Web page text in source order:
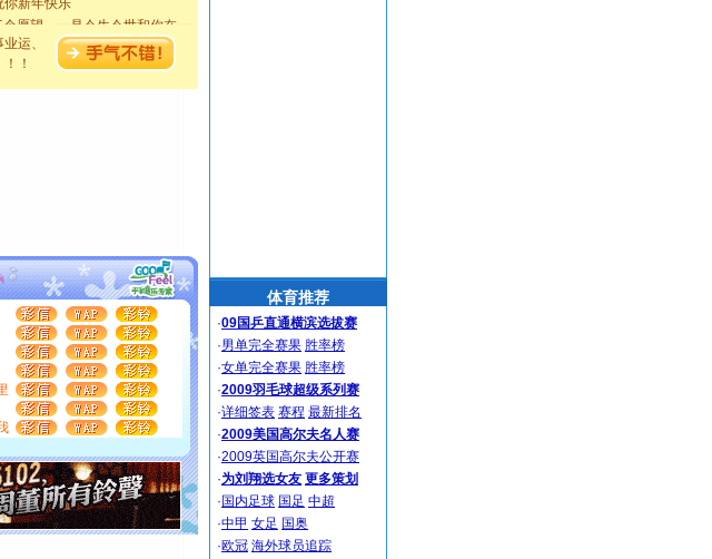
愿望，一是今生今世和你在一
起；三是三生三世和你不再分
年快乐！
没什么送给你的，又不打算给
千万快乐！千万要健康！千万
万不要忘记我！
会想起你,而是这样的日子才
你,圣诞要快乐!新年要快乐!天天
,在这个特别的日子里,愿幸福,
祝愿与你同在.圣诞快乐!
不到你我要充电；没有你我会
是我事业，抱你是我特长，吻
你新年快乐
愿望，一是今生今世和你在一
运、
！
体育推荐
·09国乒直通横滨选拔赛
·男单完全赛果 胜率榜
·女单完全赛果 胜率榜
·2009羽毛球超级系列赛
·详细签表 赛程 最新排名
·2009美国高尔夫名人赛
·2009英国高尔夫公开赛
·为刘翔选女友 更多策划
· 国内足球 国足 中超
·中甲 女足 国奥
·欧冠 海外球员追踪